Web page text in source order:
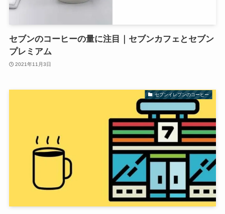
セブンのコーヒーの量に注目｜セブンカフェとセブン
プレミアム
2021年11月3日
セブンイレブンのコーヒー